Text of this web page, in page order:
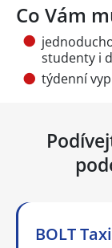
Co Vám
studenty i
týdenní
BOLT